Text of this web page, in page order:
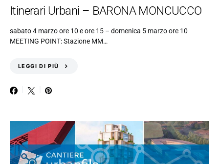
Itinerari Urbani – BARONA MONCUCCO
sabato 4 marzo ore 10 e ore 15 – domenica 5 marzo ore 10
MEETING POINT: Stazione MM…
LEGGI DI PIÙ